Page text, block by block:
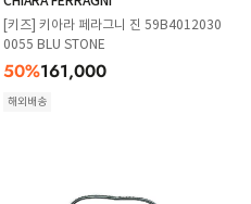
[키즈] 키아라 페라그니 진 59B4012030
0055 BLU STONE
50%161,000
해외배송